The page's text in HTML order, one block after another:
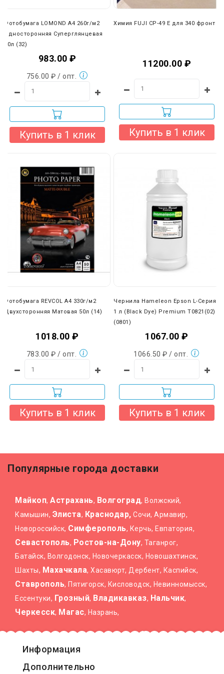
выбрать любую другую удобную вам компанию (ПЭК,
Фотобумага LOMOND A4 260г/м2
Односторонняя Суперглянцевая
20л (32)
983.00 ₽
756.00 ₽ / опт.
Купить в 1 клик
Химия FUJI CP-49 E для 340 фронт
11200.00 ₽
Купить в 1 клик
Фотобумага REVCOL A4 330г/м2
Двухсторонняя Матовая 50л (14)
1018.00 ₽
783.00 ₽ / опт.
Купить в 1 клик
Чернила Hameleon Epson L-Серия
1 л (Black Dye) Premium Т0821(02)
(0801)
1067.00 ₽
1066.50 ₽ / опт.
Купить в 1 клик
Популярные города доставки
Майкоп, Астрахань, Волгоград, Волжский,
Камышин, Элиста, Краснодар, Сочи, Армавир,
Новороссийск, Симферополь, Керчь, Евпатория,
Севастополь, Ростов-на-Дону, Таганрог,
Батайск, Волгодонск, Новочеркасск, Новошахтинск,
Шахты, Махачкала, Хасавюрт, Дербент, Каспийск,
Ставрополь, Пятигорск, Кисловодск, Невинномысск,
Ессентуки, Грозный, Владикавказ, Нальчик,
Черкесск, Магас, Назрань,
Информация
Дополнительно